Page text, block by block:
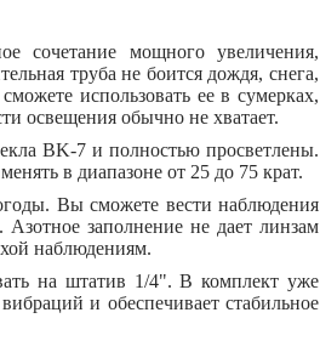
сочетание мощного увеличения,
труба не боится дождя, снега,
использовать ее в сумерках,
освещения обычно не хватает.
BK-7 и полностью просветлены.
в диапазоне от 25 до 75 крат.
Вы сможете вести наблюдения
Азотное заполнение не дает линзам
наблюдениям.
на штатив 1/4". В комплект уже
и обеспечивает стабильное